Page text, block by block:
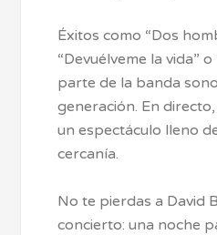
Éxitos como “Dos
“Devuélveme la vida”
parte de la banda
generación. En
un espectáculo lleno
cercanía.
No te pierdas a David
concierto: una noche